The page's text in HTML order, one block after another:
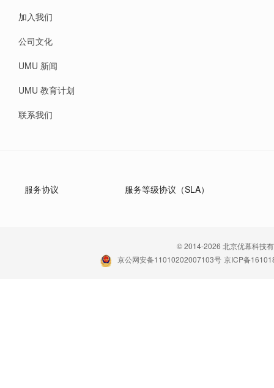
加入我们
公司文化
UMU 新闻
UMU 教育计划
联系我们
服务协议 服务等级协议（SLA）
© 2014-2026 北京优幕科技
京公网安备11010202007103号 京ICP备